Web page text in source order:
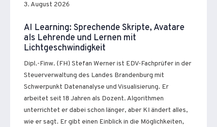
3. August 2026
AI Learning: Sprechende Skripte, Avatare
als Lehrende und Lernen mit
Lichtgeschwindigkeit
Dipl.-Finw. (FH) Stefan Werner ist EDV-Fachprüfer in der
Steuerverwaltung des Landes Brandenburg mit
Schwerpunkt Datenanalyse und Visualisierung. Er
arbeitet seit 18 Jahren als Dozent. Algorithmen
unterrichtet er dabei schon länger, aber KI ändert alles,
wie er sagt. Er gibt einen Einblick in die Möglichkeiten,